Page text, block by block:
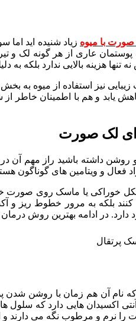
با میوه زیاد شنیده اید اما
پوستمان عاری از هر گونه لک
تنها هزینه بالایی ندارد بلکه
نیز استفاده از میوه به
یابد و هم با اطمینان خاطر
لک صورت
داشته باشید راز مهم آن در
فعال و ویتامین های
خوراکی یا ماسک روی صورت
کنند بلکه به مرور خطوط ریز
دارد. در ادامه بهترین روش
نام آن هم زمان با روشن شدن
آنتی اکسیدان هایی دارد که
نرم و مرطوب نگه می دارند و